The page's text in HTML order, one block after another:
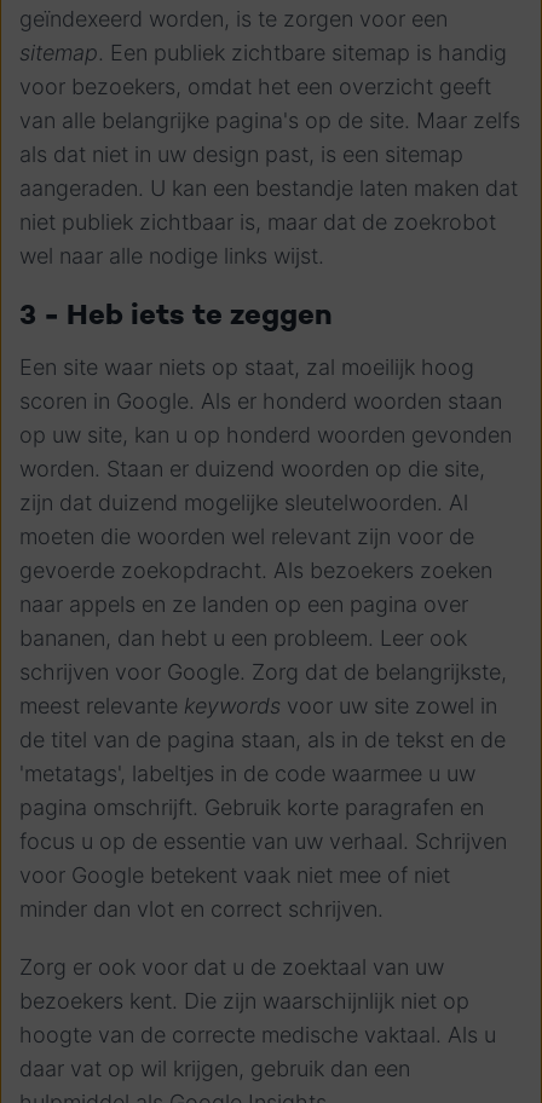
geïndexeerd worden, is te zorgen voor een
sitemap. Een publiek zichtbare sitemap is handig
voor bezoekers, omdat het een overzicht geeft
van alle belangrijke pagina's op de site. Maar zelfs
als dat niet in uw design past, is een sitemap
aangeraden. U kan een bestandje laten maken dat
niet publiek zichtbaar is, maar dat de zoekrobot
wel naar alle nodige links wijst.
3 - Heb iets te zeggen
Een site waar niets op staat, zal moeilijk hoog
scoren in Google. Als er honderd woorden staan
op uw site, kan u op honderd woorden gevonden
worden. Staan er duizend woorden op die site,
zijn dat duizend mogelijke sleutelwoorden. Al
moeten die woorden wel relevant zijn voor de
gevoerde zoekopdracht. Als bezoekers zoeken
naar appels en ze landen op een pagina over
bananen, dan hebt u een probleem. Leer ook
schrijven voor Google. Zorg dat de belangrijkste,
meest relevante keywords voor uw site zowel in
de titel van de pagina staan, als in de tekst en de
'metatags', labeltjes in de code waarmee u uw
pagina omschrijft. Gebruik korte paragrafen en
focus u op de essentie van uw verhaal. Schrijven
voor Google betekent vaak niet mee of niet
minder dan vlot en correct schrijven.
Zorg er ook voor dat u de zoektaal van uw
bezoekers kent. Die zijn waarschijnlijk niet op
hoogte van de correcte medische vaktaal. Als u
daar vat op wil krijgen, gebruik dan een